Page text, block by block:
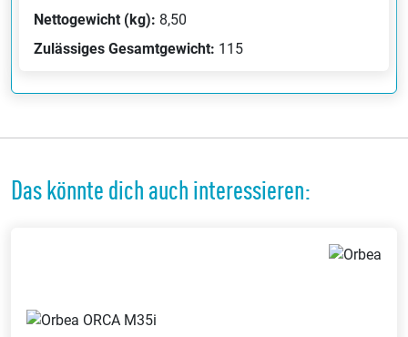
Nettogewicht (kg): 8,50
Zulässiges Gesamtgewicht: 115
Das könnte dich auch interessieren: